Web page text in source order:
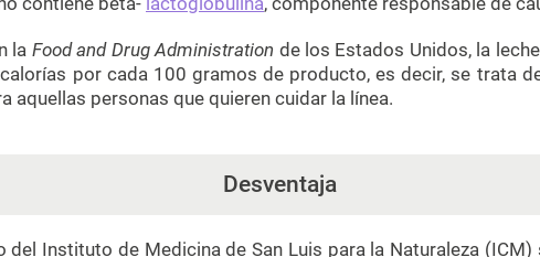
la Food and Drug Administration de los Estados Unidos, la
por cada 100 gramos de producto, es decir, se trata
aquellas personas que quieren cuidar la línea.
Desventaja
del Instituto de Medicina de San Luis para la Naturaleza